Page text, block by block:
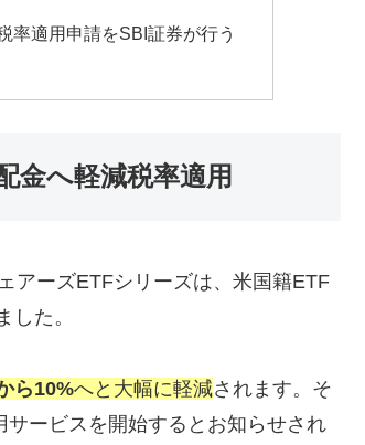
率適用申請をSBI証券が行う
金へ軽減税率適用
アーズETFシリーズは、米国籍ETF
した。
ら10%へと大幅に軽減されます。そ
サービスを開始するとお知らせされ